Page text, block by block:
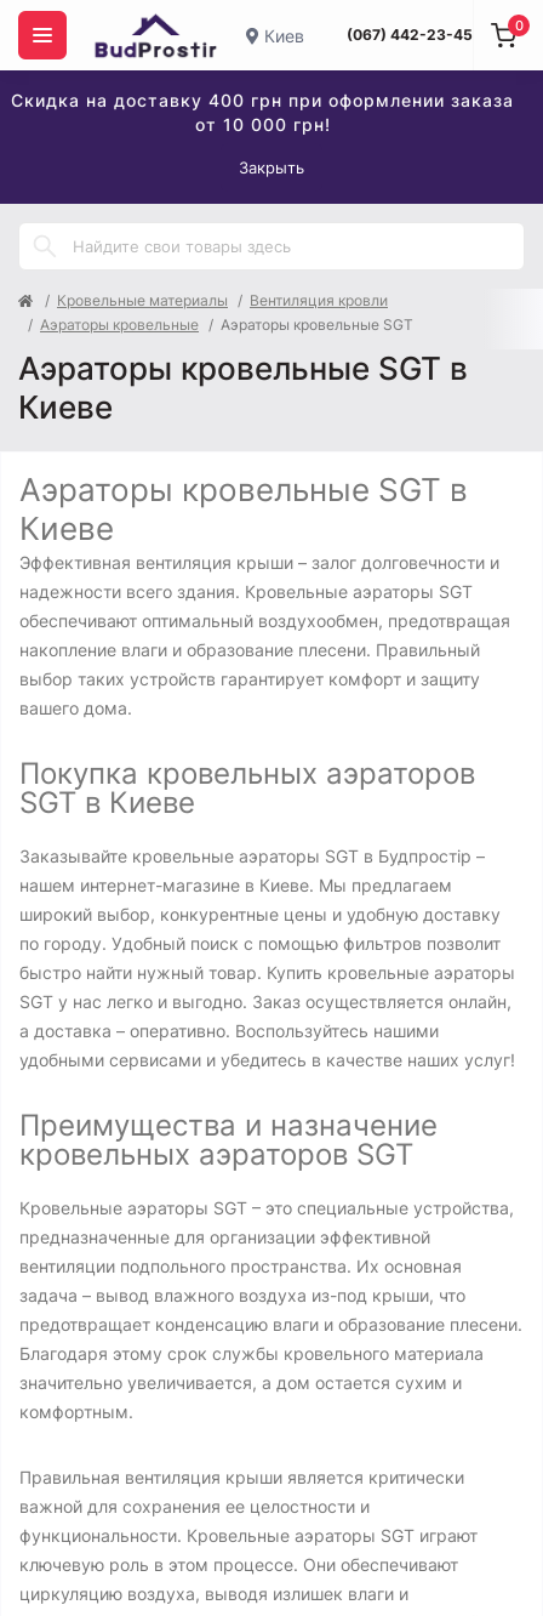
Киев (067) 442-23-45
Скидка на доставку 400 грн при оформлении заказа
от 10 000 грн!
Закрыть
0
Кровельные материалы
Вентиляция кровли
Аэраторы кровельные
Аэраторы кровельные SGT
Аэраторы кровельные SGT в
Киеве
Аэраторы кровельные SGT в
Киеве
Эффективная вентиляция крыши – залог долговечности и
надежности всего здания. Кровельные аэраторы SGT
обеспечивают оптимальный воздухообмен, предотвращая
накопление влаги и образование плесени. Правильный
выбор таких устройств гарантирует комфорт и защиту
вашего дома.
Покупка кровельных аэраторов
SGT в Киеве
Заказывайте кровельные аэраторы SGT в Будпростір –
нашем интернет-магазине в Киеве. Мы предлагаем
широкий выбор, конкурентные цены и удобную доставку
по городу. Удобный поиск с помощью фильтров позволит
быстро найти нужный товар. Купить кровельные аэраторы
SGT у нас легко и выгодно. Заказ осуществляется онлайн,
а доставка – оперативно. Воспользуйтесь нашими
удобными сервисами и убедитесь в качестве наших услуг!
Преимущества и назначение
кровельных аэраторов SGT
Кровельные аэраторы SGT – это специальные устройства,
предназначенные для организации эффективной
вентиляции подпольного пространства. Их основная
задача – вывод влажного воздуха из-под крыши, что
предотвращает конденсацию влаги и образование плесени.
Благодаря этому срок службы кровельного материала
значительно увеличивается, а дом остается сухим и
комфортным.
Правильная вентиляция крыши является критически
важной для сохранения ее целостности и
функциональности. Кровельные аэраторы SGT играют
ключевую роль в этом процессе. Они обеспечивают
циркуляцию воздуха, выводя излишек влаги и